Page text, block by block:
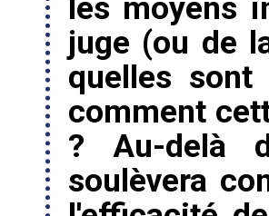
les moyens
juge (ou de
quelles sont
comment
? Au-delà
soulèvera